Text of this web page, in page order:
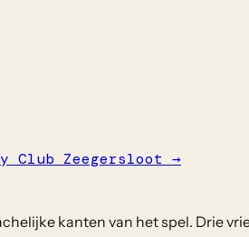
Club Zeegersloot →
kanten van het spel. Drie